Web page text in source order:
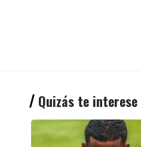
Quizás te interese